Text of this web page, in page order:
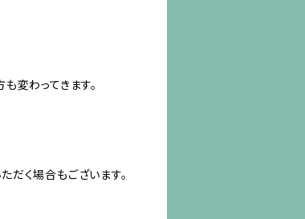
変わってきます。
く場合もございます。